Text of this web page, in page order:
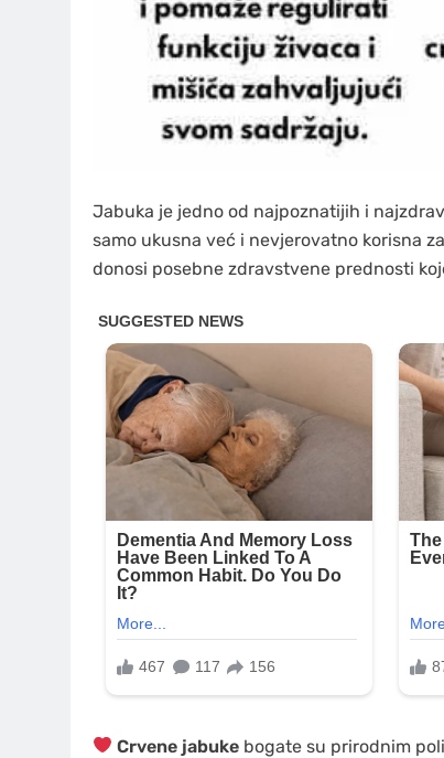
Jabuka je jedno od najpoznatijih i
samo ukusna već i nevjerovatno korisna
donosi posebne zdravstvene prednosti
Crvene jabuke bogate su prirodnim